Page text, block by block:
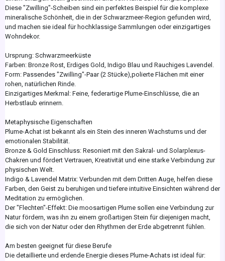
Diese "Zwilling"-Scheiben sind ein perfektes Beispiel für die komplexe
mineralische Schönheit, die in der Schwarzmeer-Region gefunden wird,
und machen sie ideal für hochklassige Sammlungen oder einzigartiges
Wohndekor.
Ursprung: Schwarzmeerküste
Farben: Bronze Rost, Erdiges Gold, Indigo Blau und Rauchiges Lavendel.
Form: Passendes "Zwilling"-Paar (2 Stücke),polierte Flächen mit einer
rohen, natürlichen Rinde.
Einzigartiges Merkmal: Feine, federartige Plume-Einschlüsse, die an
Herbstlaub erinnern.
Metaphysische Eigenschaften
Plume-Achat ist bekannt als ein Stein des inneren Wachstums und der
emotionalen Stabilität.
Bronze & Gold Einschluss: Resoniert mit den Sakral- und Solarplexus-
Chakren und fördert Vertrauen, Kreativität und eine starke Verbindung zur
physischen Welt.
Indigo & Lavendel Matrix: Verbunden mit dem Dritten Auge, helfen diese
Farben, den Geist zu beruhigen und tiefere intuitive Einsichten während der
Meditation zu ermöglichen.
Der "Flechten"-Effekt: Die moosartigen Plume sollen eine Verbindung zur
Natur fördern, was ihn zu einem großartigen Stein für diejenigen macht,
die sich von der Natur oder den Rhythmen der Erde abgetrennt fühlen.
Am besten geeignet für diese Berufe
Die detaillierte und erdende Energie dieses Plume-Achats ist ideal für: